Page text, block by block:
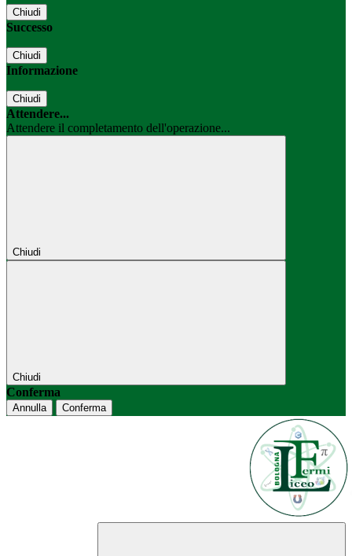
Chiudi
Successo
Chiudi
Informazione
Chiudi
Attendere...
Attendere il completamento dell'operazione...
Chiudi
Chiudi
Conferma
Annulla Conferma